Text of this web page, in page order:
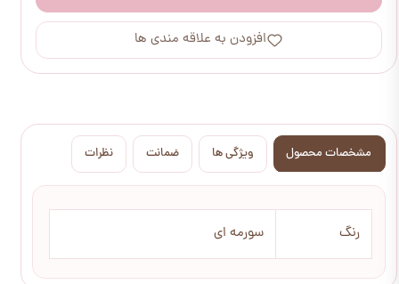
افزودن به علاقه مندی ها
مشخصات محصول ویژگی ها ضمانت نظرات
رنگ سورمه ای